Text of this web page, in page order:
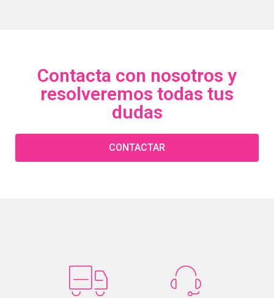
Contacta con nosotros y
resolveremos todas tus
dudas
CONTACTAR